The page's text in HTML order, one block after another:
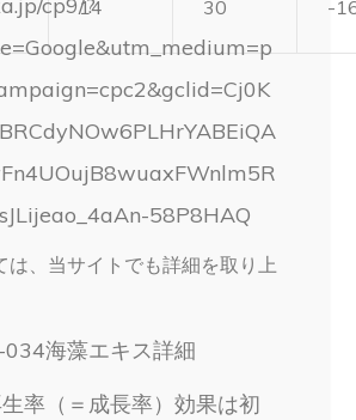
14 30 -
cp9/?
58P8HAQ
は、当サイトでも詳細を取り上
率（＝成長率）効果は初